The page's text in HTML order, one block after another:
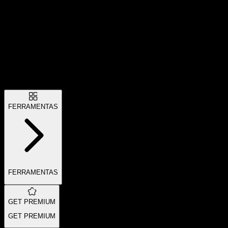
FERRAMENTAS
FERRAMENTAS
GET PREMIUM
GET PREMIUM